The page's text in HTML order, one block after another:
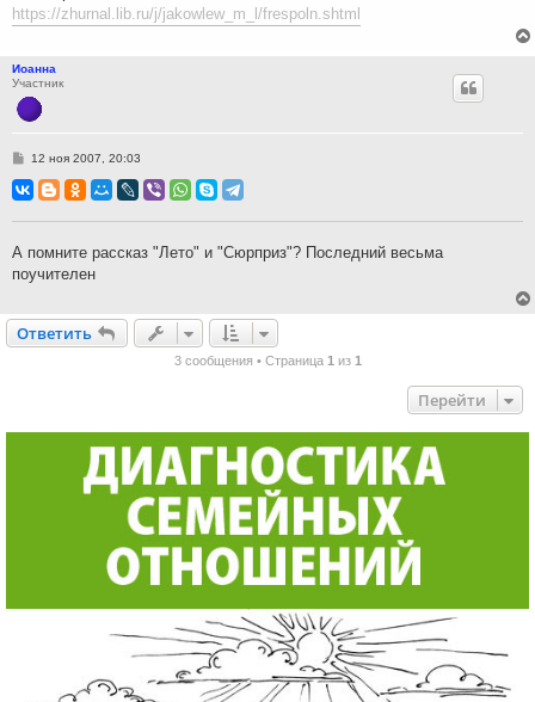
https://zhurnal.lib.ru/j/jakowlew_m_l/frespoln.shtml
Иоанна
Участник
С
о
б
и
е
12 ноя 2007, 20:03
А помните рассказ "Лето" и "Сюрприз"? Последний весьма
поучителен
Ответить
Ответить
3 сообщения • Страница 1 из 1
Перейти